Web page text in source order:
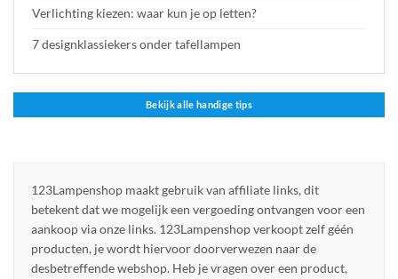
Verlichting kiezen: waar kun je op letten?
7 designklassiekers onder tafellampen
Bekijk alle handige tips
123Lampenshop maakt gebruik van affiliate links, dit
betekent dat we mogelijk een vergoeding ontvangen voor een
aankoop via onze links. 123Lampenshop verkoopt zelf géén
producten, je wordt hiervoor doorverwezen naar de
desbetreffende webshop. Heb je vragen over een product,